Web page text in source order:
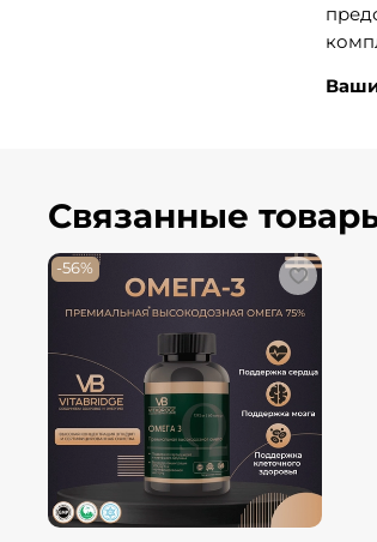
Связанные
-56%